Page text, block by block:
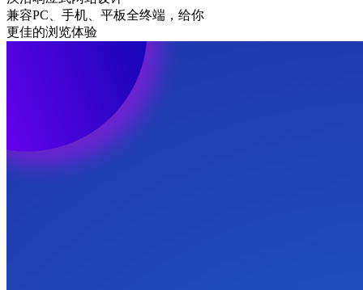
兼容PC、手机、平板全终端，给你
更佳的浏览体验